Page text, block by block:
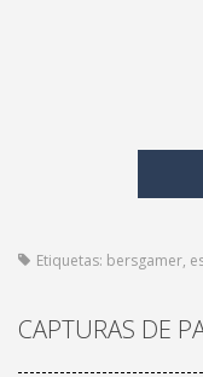
Etiquetas: bersgamer,
CAPTURAS DE